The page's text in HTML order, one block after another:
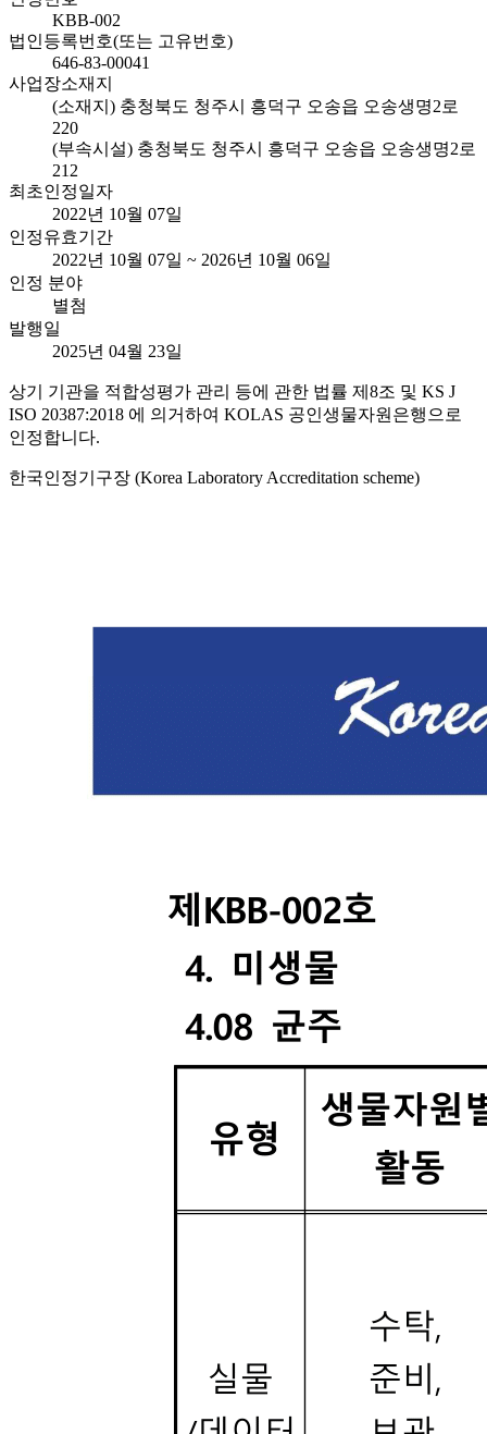
KBB-002
법인등록번호(또는 고유번호)
646-83-00041
사업장소재지
(소재지) 충청북도 청주시 흥덕구 오송읍 오송생명2로
220
(부속시설) 충청북도 청주시 흥덕구 오송읍 오송생명2로
212
최초인정일자
2022년 10월 07일
인정유효기간
2022년 10월 07일 ~ 2026년 10월 06일
인정 분야
별첨
발행일
2025년 04월 23일
상기 기관을 적합성평가 관리 등에 관한 법률 제8조 및 KS J
ISO 20387:2018 에 의거하여 KOLAS 공인생물자원은행으로
인정합니다.
한국인정기구장 (Korea Laboratory Accreditation scheme)